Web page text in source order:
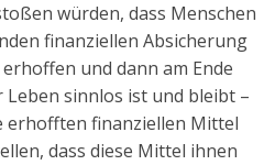
würden, dass Menschen
finanziellen Absicherung
und dann am Ende
sinnlos ist und bleibt –
erhofften finanziellen Mittel
dass diese Mittel ihnen